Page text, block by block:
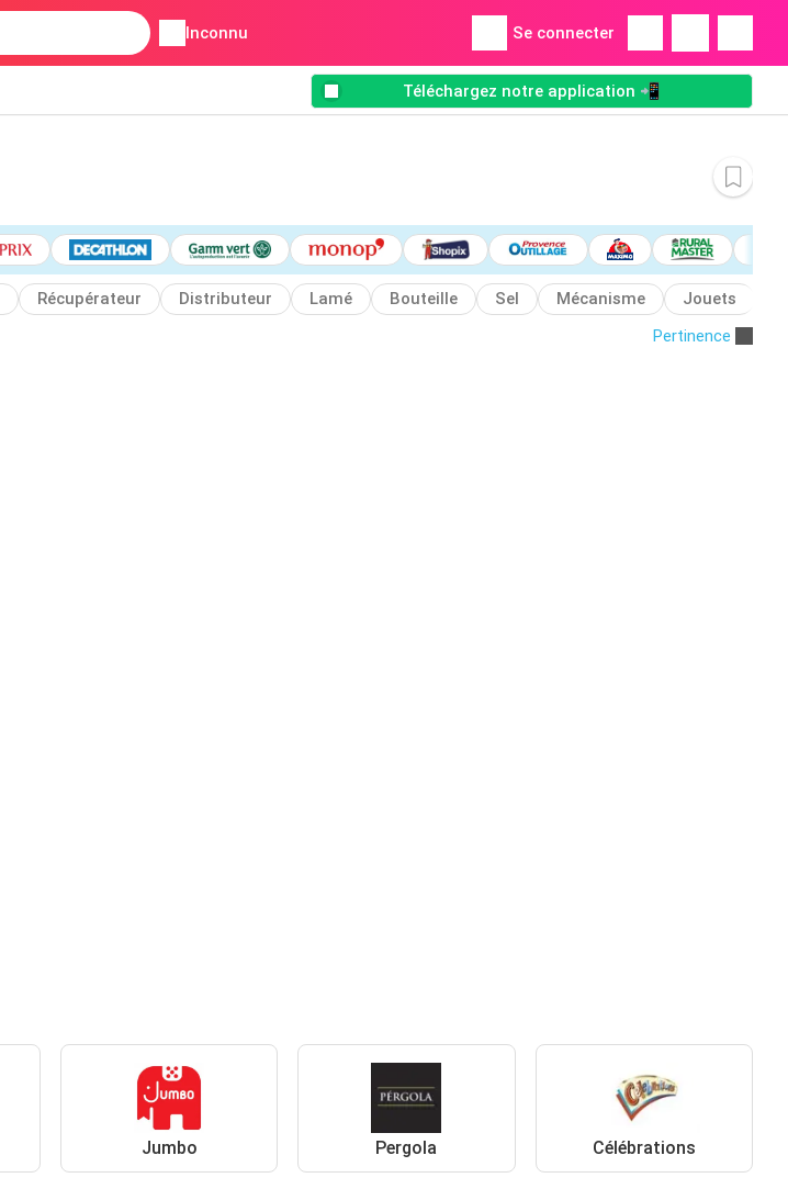
Inconnu Se connecter
Téléchargez notre application 📲
Récupérateur Distributeur Lamé Bouteille Sel Mécanisme Jouets
Pertinence
Jumbo Pergola Célébrations